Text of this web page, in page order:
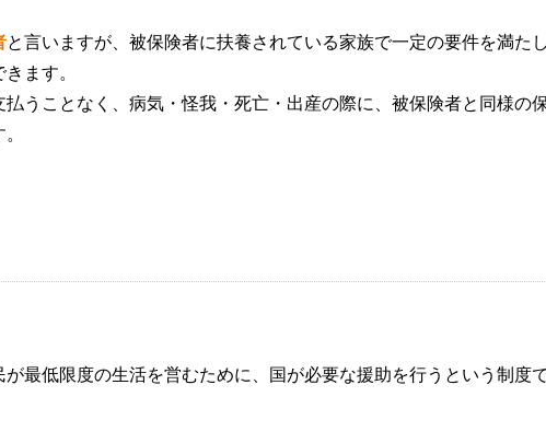
と言いますが、被保険者に扶養されている家族で一定の要件を満たし
ます。
うことなく、病気・怪我・死亡・出産の際に、被保険者と同様の
最低限度の生活を営むために、国が必要な援助を行うという制度